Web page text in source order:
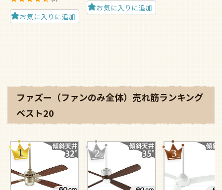
お気に入りに追加
お気に入りに追加
ファズー（ファンのみ全体）売れ筋ランキング
ベスト20